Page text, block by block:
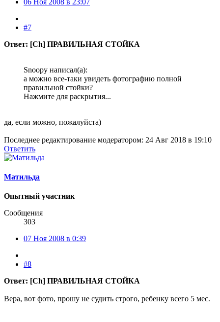
#7
Ответ: [Ch] ПРАВИЛЬНАЯ СТОЙКА
Snoopy написал(а):
а можно все-таки увидеть фотографию полной
правильной стойки?
Нажмите для раскрытия...
да, если можно, пожалуйста)
Последнее редактирование модератором: 24 Авг 2018 в 19:10
Ответить
Матильда
Опытный участник
Сообщения
303
07 Ноя 2008 в 0:39
#8
Ответ: [Ch] ПРАВИЛЬНАЯ СТОЙКА
Вера, вот фото, прошу не судить строго, ребенку всего 5 мес.